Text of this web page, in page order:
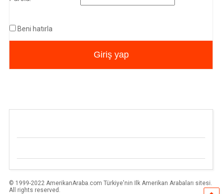
Beni hatırla
Giriş yap
© 1999-2022 AmerikanAraba.com Türkiye'nin Ilk Amerikan Arabaları sitesi.
All rights reserved.